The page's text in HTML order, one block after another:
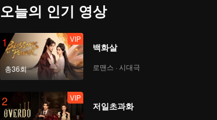
오늘의 인기 영상
1
총36회
VIP
백화살
로맨스 · 시대극
2 VIP
저일초과화